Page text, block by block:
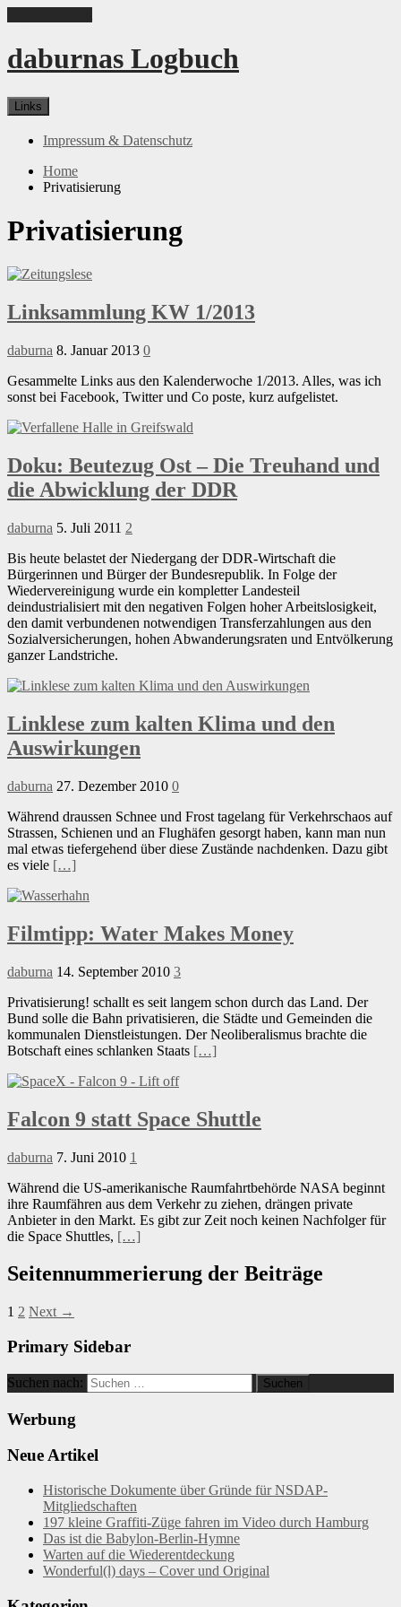
daburnas Logbuch
Links
Impressum & Datenschutz
Home
Privatisierung
Privatisierung
Linksammlung KW 1/2013
daburna 8. Januar 2013 0
Gesammelte Links aus den Kalenderwoche 1/2013. Alles, was ich
sonst bei Facebook, Twitter und Co poste, kurz aufgelistet.
Doku: Beutezug Ost – Die Treuhand und
die Abwicklung der DDR
daburna 5. Juli 2011 2
Bis heute belastet der Niedergang der DDR-Wirtschaft die
Bürgerinnen und Bürger der Bundesrepublik. In Folge der
Wiedervereinigung wurde ein kompletter Landesteil
deindustrialisiert mit den negativen Folgen hoher Arbeitslosigkeit,
den damit verbundenen notwendigen Transferzahlungen aus den
Sozialversicherungen, hohen Abwanderungsraten und Entvölkerung
ganzer Landstriche.
Linklese zum kalten Klima und den
Auswirkungen
daburna 27. Dezember 2010 0
Während draussen Schnee und Frost tagelang für Verkehrschaos auf
Strassen, Schienen und an Flughäfen gesorgt haben, kann man nun
mal etwas tiefergehend über diese Zustände nachdenken. Dazu gibt
es viele […]
Filmtipp: Water Makes Money
daburna 14. September 2010 3
Privatisierung! schallt es seit langem schon durch das Land. Der
Bund solle die Bahn privatisieren, die Städte und Gemeinden die
kommunalen Dienstleistungen. Der Neoliberalismus brachte die
Botschaft eines schlanken Staats […]
Falcon 9 statt Space Shuttle
daburna 7. Juni 2010 1
Während die US-amerikanische Raumfahrtbehörde NASA beginnt
ihre Raumfähren aus dem Verkehr zu ziehen, drängen private
Anbieter in den Markt. Es gibt zur Zeit noch keinen Nachfolger für
die Space Shuttles, […]
Seitennummerierung der Beiträge
1 2 Next →
Primary Sidebar
Suchen nach:
Werbung
Neue Artikel
Historische Dokumente über Gründe für NSDAP-
Mitgliedschaften
197 kleine Graffiti-Züge fahren im Video durch Hamburg
Das ist die Babylon-Berlin-Hymne
Warten auf die Wiederentdeckung
Wonderful(l) days – Cover und Original